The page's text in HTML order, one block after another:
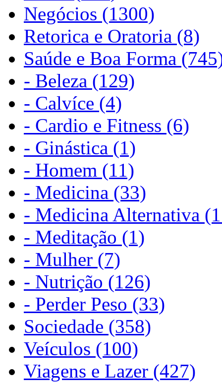
Negócios (1300)
Retorica e Oratoria (8)
Saúde e Boa Forma
- Beleza (129)
- Calvíce (4)
- Cardio e Fitness (6)
- Ginástica (1)
- Homem (11)
- Medicina (33)
- Medicina Alternativa
- Meditação (1)
- Mulher (7)
- Nutrição (126)
- Perder Peso (33)
Sociedade (358)
Veículos (100)
Viagens e Lazer (427)